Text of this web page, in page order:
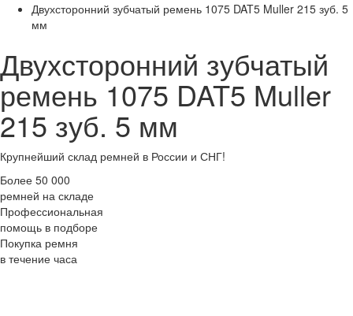
Двухсторонний зубчатый ремень 1075 DAT5 Muller 215 зуб. 5
мм
Двухсторонний зубчатый
ремень 1075 DAT5 Muller
215 зуб. 5 мм
Крупнейший склад ремней в России и СНГ!
Более 50 000
ремней на складе
Профессиональная
помощь в подборе
Покупка ремня
в течение часа